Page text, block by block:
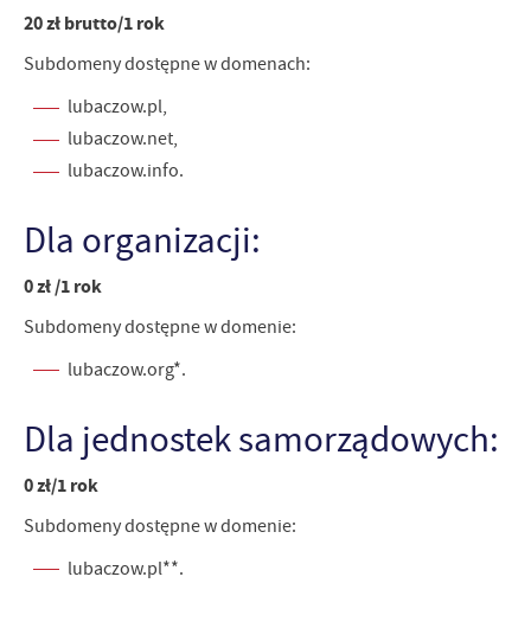
20 zł brutto/1 rok
Subdomeny dostępne w domenach:
lubaczow.pl,
lubaczow.net,
lubaczow.info.
Dla organizacji:
0 zł /1 rok
Subdomeny dostępne w domenie:
lubaczow.org*.
Dla jednostek samorządowych:
0 zł/1 rok
Subdomeny dostępne w domenie:
lubaczow.pl**.